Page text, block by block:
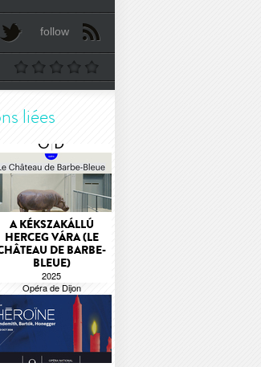
follow
liées
A KÉKSZAKÁLLÚ
HERCEG VÁRA (LE
DE BARBE-
BLEUE)
2025
Opéra de Dijon